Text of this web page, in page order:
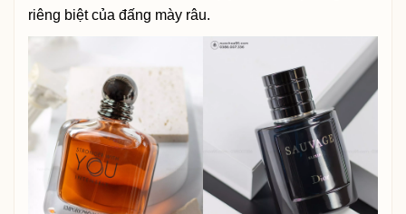
riêng biệt của đấng mày râu.